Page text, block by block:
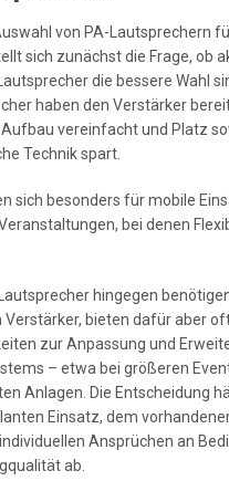
von PA-Lautsprechern
sich zunächst die Frage, ob
die bessere Wahl
haben den Verstärker
vereinfacht und Platz
Technik spart.
sich besonders für mobile
bei denen
hingegen
Verstärker, bieten dafür aber
zur Anpassung und
– etwa bei größeren
Anlagen. Die Entscheidung
Einsatz, dem
Ansprüchen an
ab.